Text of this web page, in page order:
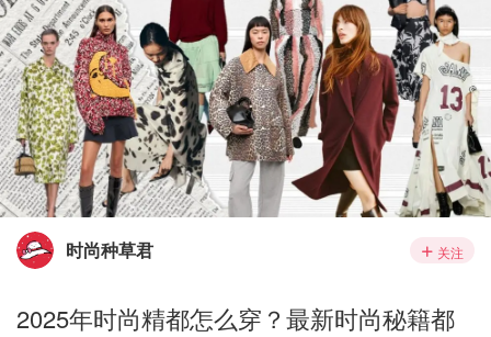
时尚种草君 关注
2025年时尚精都怎么穿？最新时尚秘籍都